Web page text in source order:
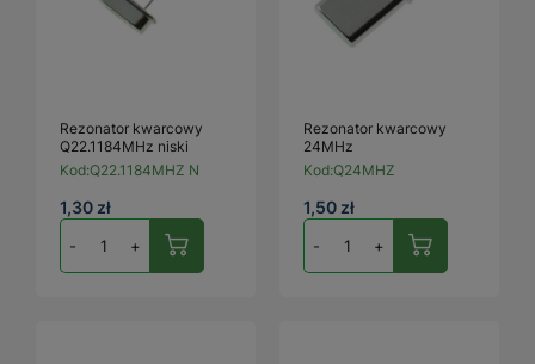
Rezonator kwarcowy
Q22.1184MHz niski
Kod:Q22.1184MHZ N
1,30 zł
- +
Rezonator kwarcowy
24MHz
Kod:Q24MHZ
1,50 zł
- +